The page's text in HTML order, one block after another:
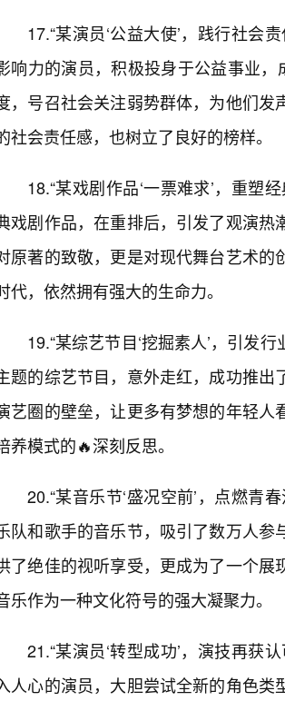
17.“某演员‘公益大使’，践行社会
响力的演员，积极投身于公益事业
，号召社会关注弱势群体，为他们
社会责任感，也树立了良好的榜样。
18.“某戏剧作品‘一票难求’，重塑
戏剧作品，在重排后，引发了观演
原著的致敬，更是对现代舞台艺术
代，依然拥有强大的生命力。
19.“某综艺节目‘挖掘素人’，引发
题的综艺节目，意外走红，成功推
艺圈的壁垒，让更多有梦想的年轻
养模式的🔥深刻反思。
20.“某音乐节‘盛况空前’，点燃青
队和歌手的音乐节，吸引了数万人
了绝佳的视听享受，更成为了一个
乐作为一种文化符号的强大凝聚力。
21.“某演员‘转型成功’，演技再获
人心的演员，大胆尝试全新的角色